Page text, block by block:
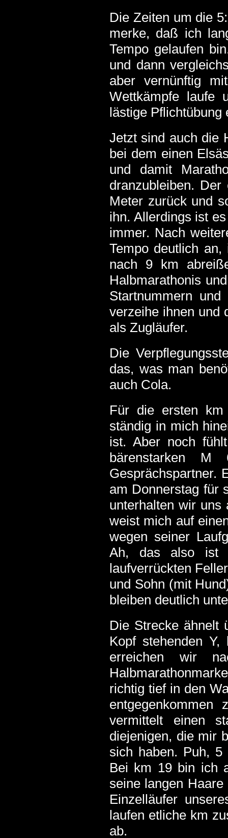
Die Zeiten um die
merke, daß ich
Tempo gelaufen
und dann
aber vernünftig
Wettkämpfe laufe
lästige Pflichtübung
Jetzt sind auch die
bei dem einen
und damit
dranzubleiben.
Meter zurück und
ihn. Allerdings ist
immer. Nach
Tempo deutlich
nach 9 km
Halbmarathonis
Startnummern
verzeihe ihnen und
als Zugläufer.
Die
das, was man
auch Cola.
Für die ersten
ständig in mich
ist. Aber noch
bärenstarken M
Gesprächspartner.
am Donnerstag für
unterhalten wir uns
weist mich auf
wegen seiner
Ah, das also ist
laufverrückten
und Sohn (mit
bleiben deutlich
Die Strecke ähnelt
Kopf stehenden
erreichen wir
richtig tief in den
vermittelt einen
diejenigen, die mir
sich haben. Puh,
Bei km 19 bin ich
seine langen
Einzelläufer
laufen etliche km
ab.